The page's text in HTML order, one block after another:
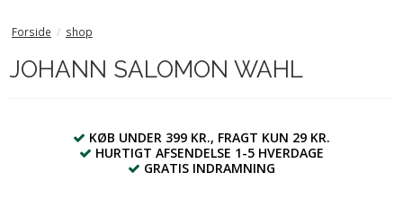
Forside / shop
JOHANN SALOMON WAHL
KØB UNDER 399 KR., FRAGT KUN 29 KR.
HURTIGT AFSENDELSE 1-5 HVERDAGE
GRATIS INDRAMNING